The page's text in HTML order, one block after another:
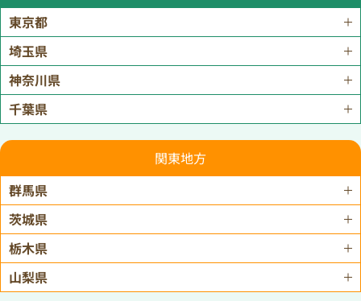
東京都
埼玉県
神奈川県
千葉県
関東地方
群馬県
茨城県
栃木県
山梨県